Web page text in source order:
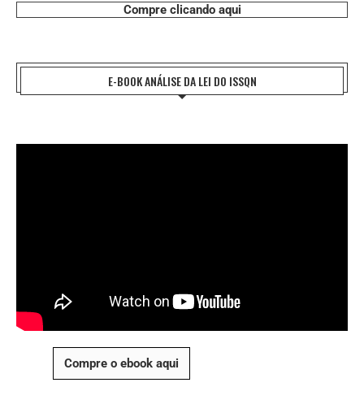
Compre clicando aqui
E-BOOK ANÁLISE DA LEI DO ISSQN
Compre o ebook aqui